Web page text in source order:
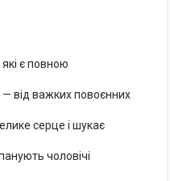
є повною
— від важких повоєнних
серце і шукає
чоловічі